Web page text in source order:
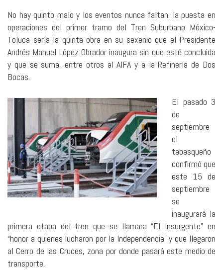
No hay quinto malo y los eventos nunca faltan: la puesta en
operaciones del primer tramo del Tren Suburbano México-
Toluca sería la quinta obra en su sexenio que el Presidente
Andrés Manuel López Obrador inaugura sin que esté concluida
y que se suma, entre otros al AIFA y a la Refinería de Dos
Bocas.
El pasado 3
de
septiembre
el
tabasqueño
confirmó que
este 15 de
septiembre
se
inaugurará la
primera etapa del tren que se llamara “El Insurgente” en
“honor a quienes lucharon por la Independencia” y que llegaron
al Cerro de las Cruces, zona por donde pasará este medio de
transporte.